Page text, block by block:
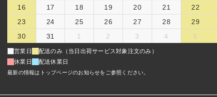
16
17 18 19 20 21
22
23
24 25 26 27 28
29
30
31 1 2 3 4 5
営業日
配送のみ（当日出荷サービス対象注文のみ）
休業日
配送休業日
最新の情報はトップページのお知らせをご参照ください。